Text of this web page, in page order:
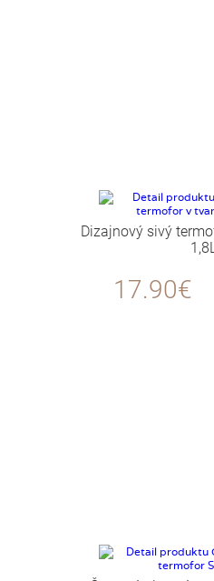
Dizajnový sivý
17.90€